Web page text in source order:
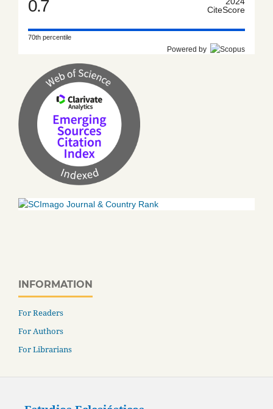
0.7
CiteScore
70th percentile
Powered by
INFORMATION
For Readers
For Authors
For Librarians